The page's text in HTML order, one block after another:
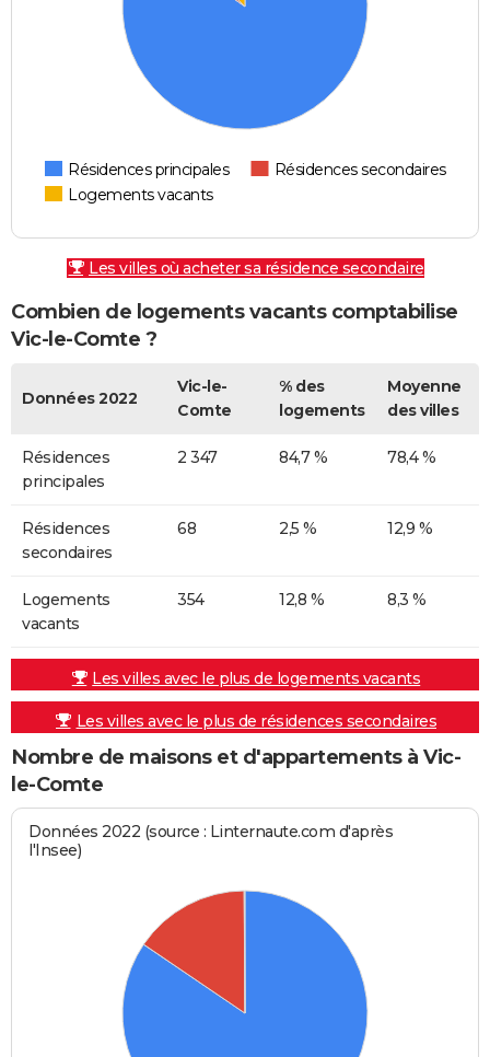
Résidences principales
Résidences secondaires
Logements vacants
Les villes où acheter sa résidence secondaire
Combien de logements vacants comptabilise
Vic-le-Comte ?
Données 2022
Vic-le-
Comte
% des
logements
Moyenne
des villes
Résidences
principales
2 347 84,7 % 78,4 %
Résidences
secondaires
68 2,5 % 12,9 %
Logements
vacants
354 12,8 % 8,3 %
Les villes avec le plus de logements vacants
Les villes avec le plus de résidences secondaires
Nombre de maisons et d'appartements à Vic-
le-Comte
Données 2022 (source : Linternaute.com d'après
l'Insee)